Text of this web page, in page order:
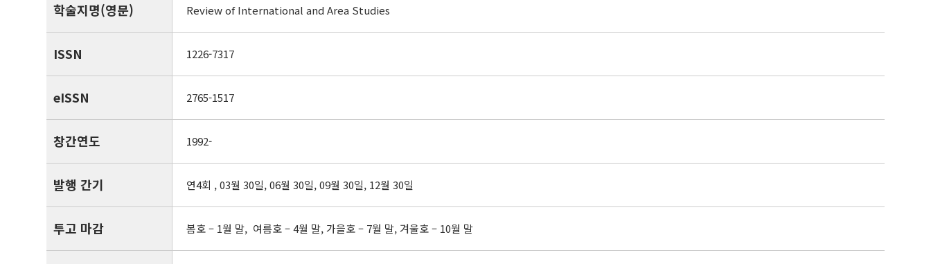
학술지명(영문) Review of International and Area Studies
ISSN 1226-7317
eISSN 2765-1517
창간연도 1992-
발행 간기 연4회 , 03월 30일, 06월 30일, 09월 30일, 12월 30일
투고 마감 봄호 – 1월 말, 여름호 – 4월 말, 가을호 – 7월 말, 겨울호 – 10월 말